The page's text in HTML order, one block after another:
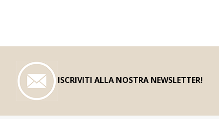
ISCRIVITI ALLA NOSTRA NEWSLETTER!